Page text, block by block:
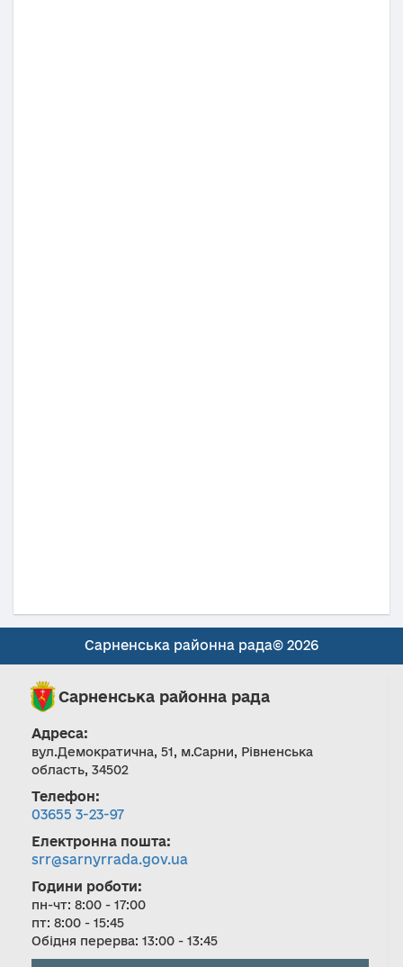
Сарненська районна рада© 2026
Сарненська районна рада
Адреса:
вул.Демократична, 51, м.Сарни, Рівненська
область, 34502
Телефон:
03655 3-23-97
Електронна пошта:
srr@sarnyrrada.gov.ua
Години роботи:
пн-чт: 8:00 - 17:00
пт: 8:00 - 15:45
Обідня перерва: 13:00 - 13:45